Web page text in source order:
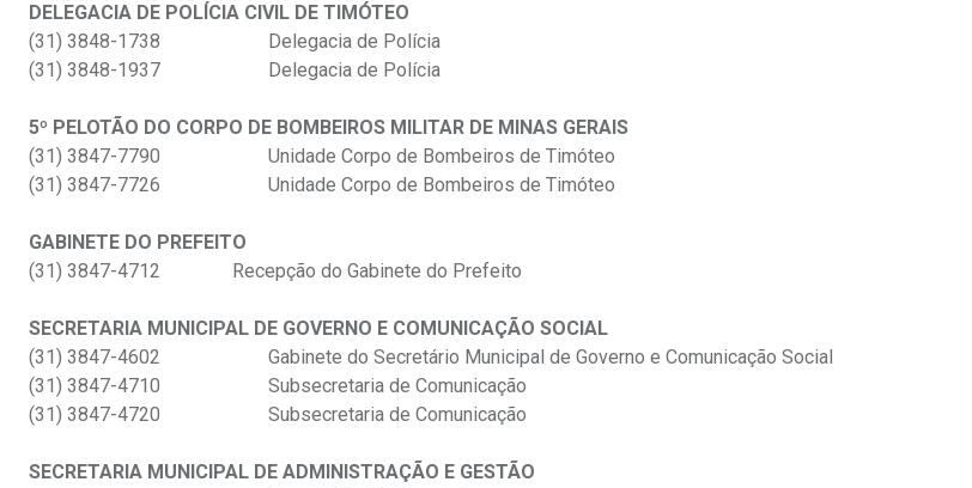
DELEGACIA DE POLÍCIA CIVIL DE TIMÓTEO
(31) 3848-1738
Delegacia de Polícia
(31) 3848-1937
Delegacia de Polícia
5º PELOTÃO DO CORPO DE BOMBEIROS MILITAR DE MINAS GERAIS
(31) 3847-7790
Unidade Corpo de Bombeiros de Timóteo
(31) 3847-7726
Unidade Corpo de Bombeiros de Timóteo
GABINETE DO PREFEITO
(31) 3847-4712 Recepção do Gabinete do Prefeito
SECRETARIA MUNICIPAL DE GOVERNO E COMUNICAÇÃO SOCIAL
(31) 3847-4602
Gabinete do Secretário Municipal de Governo e Comunicação Social
(31) 3847-4710
Subsecretaria de Comunicação
(31) 3847-4720
Subsecretaria de Comunicação
SECRETARIA MUNICIPAL DE ADMINISTRAÇÃO E GESTÃO